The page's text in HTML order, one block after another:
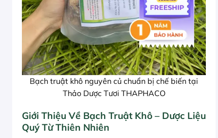
Bạch truật khô nguyên củ chuẩn bị chế biến tại
Thảo Dược Tươi THAPHACO
Giới Thiệu Về Bạch Truật Khô – Dược Liệu
Quý Từ Thiên Nhiên